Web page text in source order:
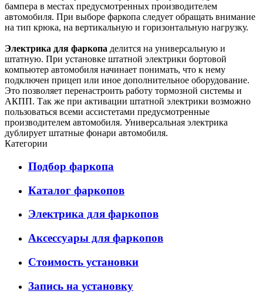
бампера в местах предусмотренных производителем
автомобиля. При выборе фаркопа следует обращать внимание
на тип крюка, на вертикальную и горизонтальную нагрузку.
Электрика для фаркопа делится на универсальную и
штатную. При установке штатной электрики бортовой
компьютер автомобиля начинает понимать, что к нему
подключен прицеп или иное дополнительное оборудование.
Это позволяет перенастроить работу тормозной системы и
АКПП. Так же при активации штатной электрики возможно
пользоваться всеми ассистетами предусмотренные
производителем автомобиля. Универсальная электрика
дублирует штатные фонари автомобиля.
Категории
Подбор фаркопа
Каталог фаркопов
Электрика для фаркопов
Аксессуары для фаркопов
Стоимость установки
Запись на установку